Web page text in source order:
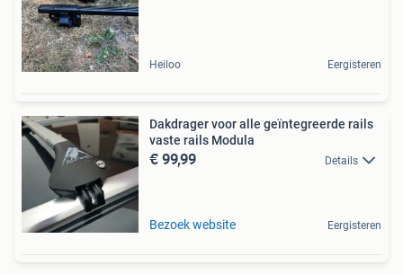
Heiloo Eergisteren
Dakdrager voor alle geïntegreerde rails
vaste rails Modula
€ 99,99 Details
Bezoek website Eergisteren